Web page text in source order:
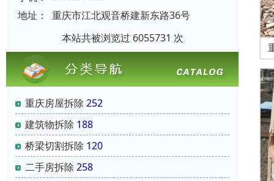
地址：
重庆市江北观音桥建新东路36号
本站共被浏览过 6055731 次
重庆房屋拆除 252
建筑物拆除 188
桥梁切割拆除 120
二手房拆除 258